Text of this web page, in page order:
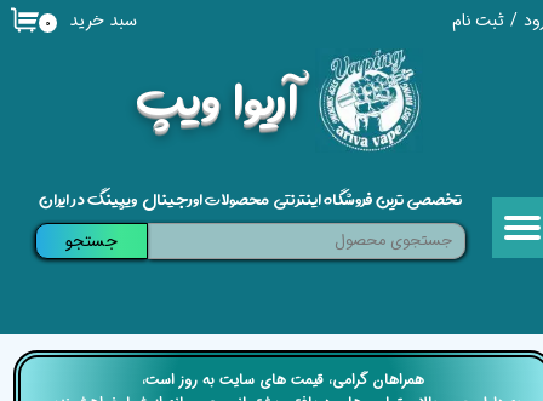
/ ثبت نام
حساب کاربری من
خروج از حساب کاربری
​آریوا ویپ
۰ سبد خرید
تخصصی ترین فروشگاه اینترنتی محصولات اورجینال ویپینگ در ایران
جستجو
​​همراهان گرامی، قیمت های سایت به روز است،